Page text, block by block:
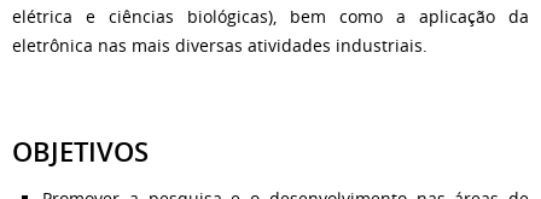
elétrica e ciências biológicas), bem como a aplicação da
eletrônica nas mais diversas atividades industriais.
OBJETIVOS